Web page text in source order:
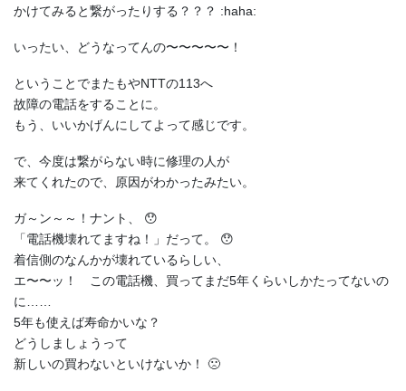
かけてみると繋がったりする？？？ :haha:
いったい、どうなってんの〜〜〜〜〜！
ということでまたもやNTTの113へ
故障の電話をすることに。
もう、いいかげんにしてよって感じです。
で、今度は繋がらない時に修理の人が
来てくれたので、原因がわかったみたい。
ガ～ン～～！ナント、 😯
「電話機壊れてますね！」だって。 😯
着信側のなんかが壊れているらしい、
エ〜〜ッ！ この電話機、買ってまだ5年くらいしかたってないの
に……
5年も使えば寿命かいな？
どうしましょうって
新しいの買わないといけないか！ 🙁